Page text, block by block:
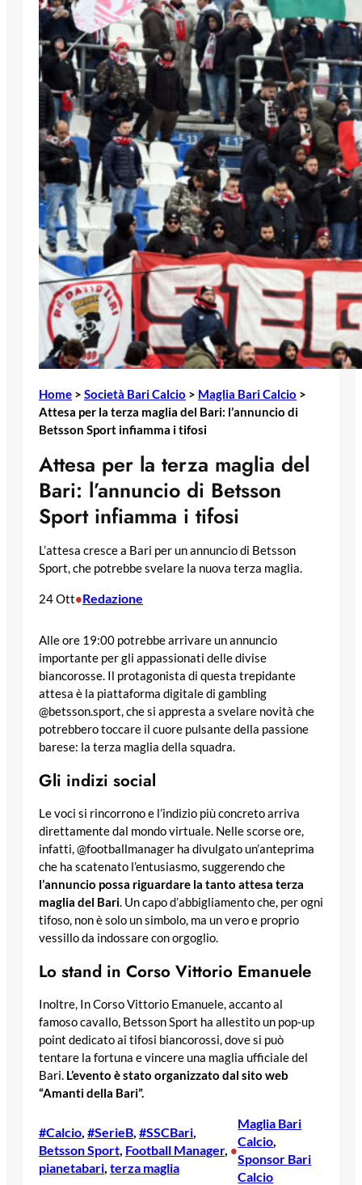
Home > Società Bari Calcio > Maglia Bari Calcio >
Attesa per la terza maglia del Bari: l’annuncio di
Betsson Sport infiamma i tifosi
Attesa per la terza maglia del
Bari: l’annuncio di Betsson
Sport infiamma i tifosi
L’attesa cresce a Bari per un annuncio di Betsson
Sport, che potrebbe svelare la nuova terza maglia.
24 Ott•Redazione
Alle ore 19:00 potrebbe arrivare un annuncio
importante per gli appassionati delle divise
biancorosse. Il protagonista di questa trepidante
attesa è la piattaforma digitale di gambling
@betsson.sport, che si appresta a svelare novità che
potrebbero toccare il cuore pulsante della passione
barese: la terza maglia della squadra.
Gli indizi social
Le voci si rincorrono e l’indizio più concreto arriva
direttamente dal mondo virtuale. Nelle scorse ore,
infatti, @footballmanager ha divulgato un’anteprima
che ha scatenato l’entusiasmo, suggerendo che
l’annuncio possa riguardare la tanto attesa terza
maglia del Bari. Un capo d’abbigliamento che, per ogni
tifoso, non è solo un simbolo, ma un vero e proprio
vessillo da indossare con orgoglio.
Lo stand in Corso Vittorio Emanuele
Inoltre, In Corso Vittorio Emanuele, accanto al
famoso cavallo, Betsson Sport ha allestito un pop-up
point dedicato ai tifosi biancorossi, dove si può
tentare la fortuna e vincere una maglia ufficiale del
Bari. L’evento è stato organizzato dal sito web
“Amanti della Bari”.
#Calcio #SerieB #SSCBari
Betsson Sport Football Manager
pianetabari terza maglia
•
Maglia Bari
Calcio
Sponsor Bari
Calcio